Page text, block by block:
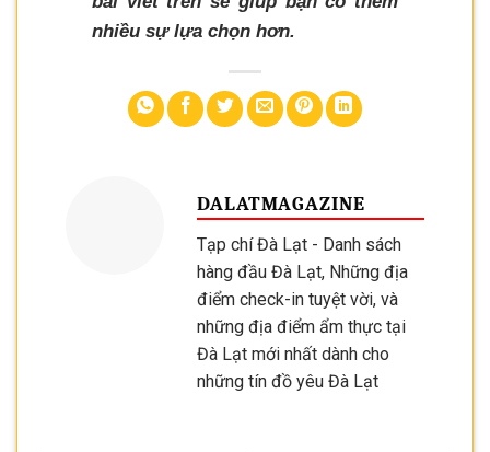
nhiều sự lựa chọn hơn.
DALATMAGAZINE
Tạp chí Đà Lạt - Danh sách
hàng đầu Đà Lạt, Những địa
điểm check-in tuyệt vời, và
những địa điểm ẩm thực tại
Đà Lạt mới nhất dành cho
những tín đồ yêu Đà Lạt